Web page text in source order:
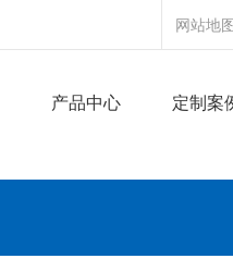
网站地
产品中心 定制案